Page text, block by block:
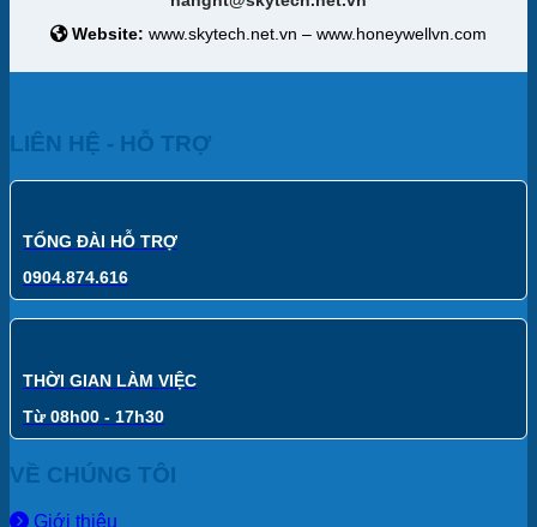
Website: www.skytech.net.vn – www.honeywellvn.com
LIÊN HỆ - HỖ TRỢ
TỔNG ĐÀI HỖ TRỢ
0904.874.616
THỜI GIAN LÀM VIỆC
Từ 08h00 - 17h30
VỀ CHÚNG TÔI
Giới thiệu